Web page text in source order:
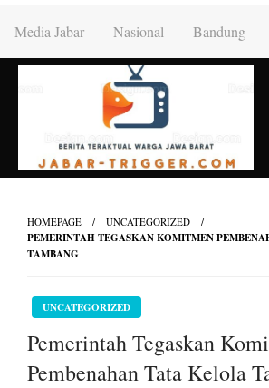
content
Media Jabar Nasional Bandung
HOMEPAGE UNCATEGORIZED
PEMERINTAH TEGASKAN KOMITMEN
TAMBANG
UNCATEGORIZED
Pemerintah Tegaskan
Pembenahan Tata Kelola